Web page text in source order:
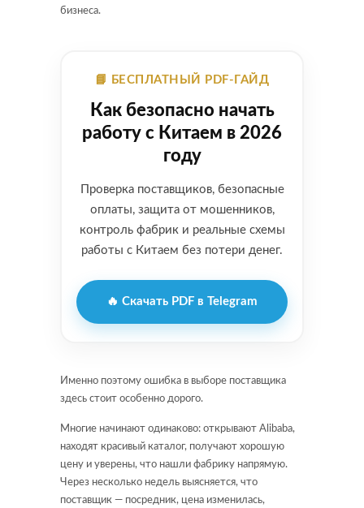
бизнеса.
📘 БЕСПЛАТНЫЙ PDF-ГАЙД
Как безопасно начать
работу с Китаем в 2026
году
Проверка поставщиков, безопасные
оплаты, защита от мошенников,
контроль фабрик и реальные схемы
работы с Китаем без потери денег.
🔥 Скачать PDF в Telegram
Именно поэтому ошибка в выборе поставщика
здесь стоит особенно дорого.
Многие начинают одинаково: открывают Alibaba,
находят красивый каталог, получают хорошую
цену и уверены, что нашли фабрику напрямую.
Через несколько недель выясняется, что
поставщик — посредник, цена изменилась,